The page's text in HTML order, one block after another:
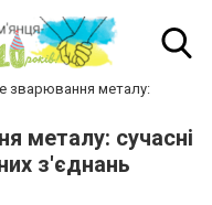
зварювання металу:
металу: сучасні
з'єднань